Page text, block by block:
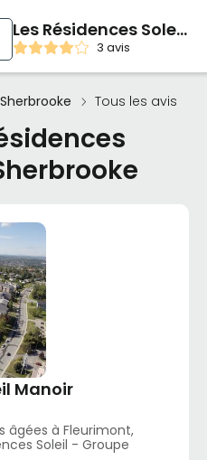
Les Résidences Soleil Manoir Sherbrooke
3 avis
Tous les avis
Manoir
âgées à Fleurimont,
Soleil - Groupe